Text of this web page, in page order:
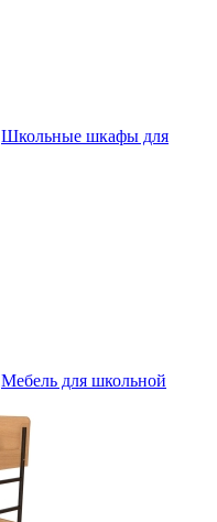
Школьные шкафы для
Мебель для школьной